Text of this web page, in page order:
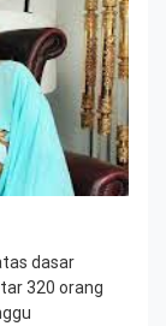
dasar
320 orang